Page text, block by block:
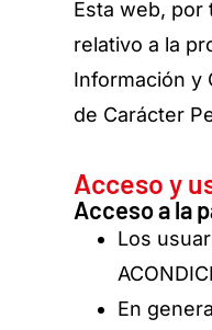
Esta web, por
relativo a la
Información y
de Carácter
Acceso y
Acceso a la
Los
En